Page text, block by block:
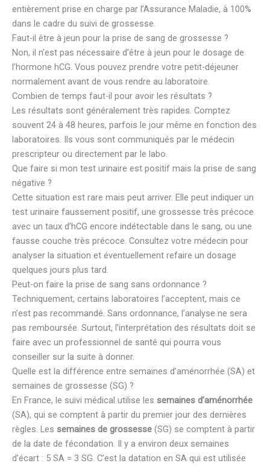
entièrement prise en charge par l’Assurance Maladie, à 100%
dans le cadre du suivi de grossesse.
Faut-il être à jeun pour la prise de sang de grossesse ?
Non, il n’est pas nécessaire d’être à jeun pour le dosage de
l’hormone hCG. Vous pouvez prendre votre petit-déjeuner
normalement avant de vous rendre au laboratoire.
Combien de temps faut-il pour avoir les résultats ?
Les résultats sont généralement très rapides. Comptez
souvent 24 à 48 heures, parfois le jour même en fonction des
laboratoires. Ils vous sont communiqués par le médecin
prescripteur ou directement par le labo.
Que faire si mon test urinaire est positif mais la prise de sang
négative ?
Cette situation est rare mais peut arriver. Elle peut indiquer un
test urinaire faussement positif, une grossesse très précoce
avec un taux d’hCG encore indétectable dans le sang, ou une
fausse couche très précoce. Consultez votre médecin pour
analyser la situation et éventuellement refaire un dosage
quelques jours plus tard.
Peut-on faire la prise de sang sans ordonnance ?
Techniquement, certains laboratoires l’acceptent, mais ce
n’est pas recommandé. Sans ordonnance, l’analyse ne sera
pas remboursée. Surtout, l’interprétation des résultats doit se
faire avec un professionnel de santé qui pourra vous
conseiller sur la suite à donner.
Quelle est la différence entre semaines d’aménorrhée (SA) et
semaines de grossesse (SG) ?
En France, le suivi médical utilise les semaines d’aménorrhée
(SA), qui se comptent à partir du premier jour des dernières
règles. Les semaines de grossesse (SG) se comptent à partir
de la date de fécondation. Il y a environ deux semaines
d’écart : 5 SA = 3 SG. C’est la datation en SA qui est utilisée